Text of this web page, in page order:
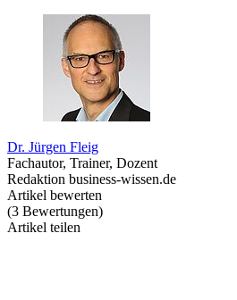
Dr. Jürgen Fleig
Fachautor, Trainer, Dozent
Redaktion business-wissen.de
Artikel bewerten
(3 Bewertungen)
Artikel teilen